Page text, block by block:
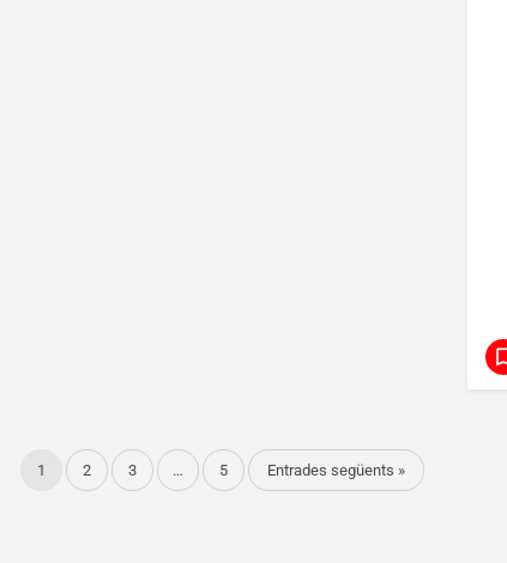
1 2 3 … 5 Entrades següents »